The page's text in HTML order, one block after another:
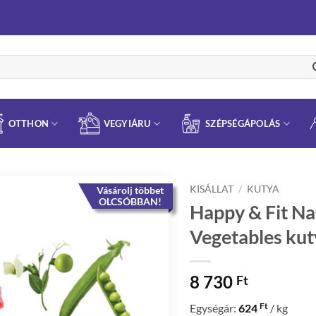
OTTHON VEGYIÁRU SZÉPSÉGÁPOLÁS
Vásárolj többet
OLCSÓBBAN!
KISÁLLAT / KUTYA
Happy & Fit
Vegetables
8 730 Ft
Egységár: 624 Ft / kg